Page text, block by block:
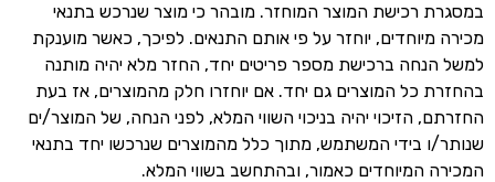
במסגרת רכישת המוצר המוחזר. מובהר כי מוצר שנרכש בתנאי
מכירה מיוחדים, יוחזר על פי אותם התנאים. לפיכך, כאשר מוענקת
למשל הנחה ברכישת מספר פריטים יחד, החזר מלא יהיה מותנה
בהחזרת כל המוצרים גם יחד. אם יוחזרו חלק מהמוצרים, אז בעת
החזרתם, הזיכוי יהיה בניכוי השווי המלא, לפני הנחה, של המוצר/ים
שנותר/ו בידי המשתמש, מתוך כלל מהמוצרים שנרכשו יחד בתנאי
המכירה המיוחדים כאמור, ובהתחשב בשווי המלא.